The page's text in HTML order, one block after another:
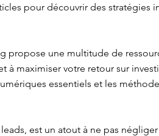
pour découvrir des stratégies
propose une multitude de
maximiser votre retour sur
essentiels et les
est un atout à ne pas